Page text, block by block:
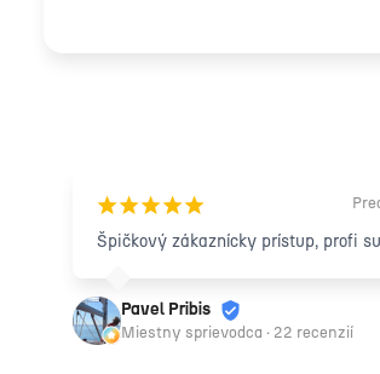
¡¡¡¡¡
Špičkový zákaznícky prístup, profi
Pavel Pribis
Miestny sprievodca · 22 recenzií